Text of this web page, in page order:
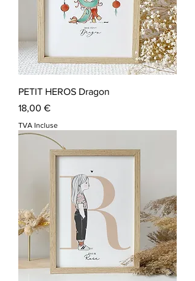
PETIT HEROS Dragon
Prix
18,00 €
TVA Incluse